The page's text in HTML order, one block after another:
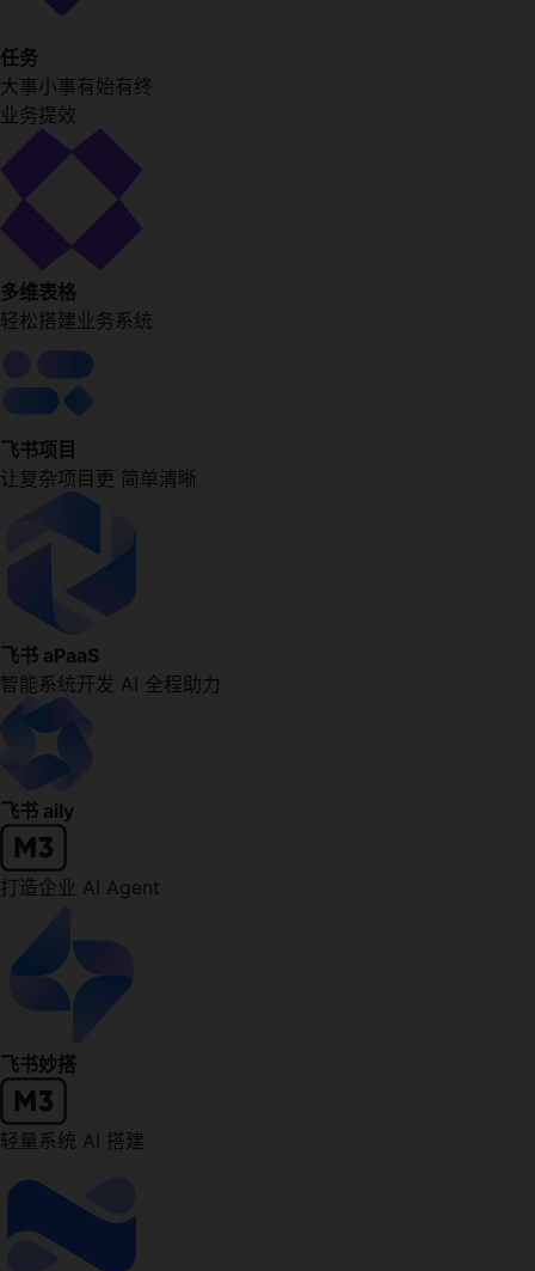
任务
大事小事有始有终
业务提效
多维表格
轻松搭建业务系统
飞书项目
让复杂项目更 简单清晰
飞书 aPaaS
智能系统开发 AI 全程助力
飞书 aily
打造企业 AI Agent
飞书妙搭
轻量系统 AI 搭建